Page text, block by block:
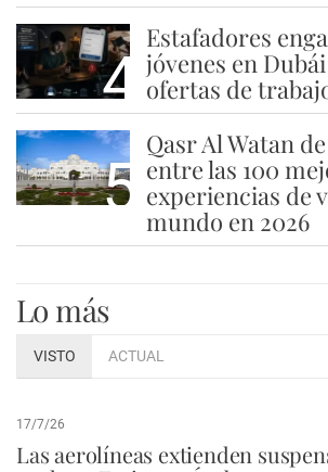
4
Estafadores
jóvenes en
ofertas de
5
Qasr Al Watan
entre las 100
experiencias de
mundo en 2026
Lo más
VISTO ACTUAL
17/7/26
Las aerolíneas extienden